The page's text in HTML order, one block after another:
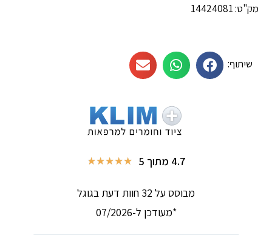
מק"ט: 14424081
שיתוף:
4.7 מתוך 5 ★
★
★
★
★
מבוסס על 32 חוות דעת בגוגל
*מעודכן ל-07/2026